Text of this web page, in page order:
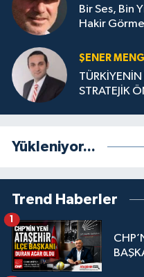
Bir Ses, Bin
Hakir
ŞENER
STRATEJİK
Yükleniyor...
Trend Haberler
1